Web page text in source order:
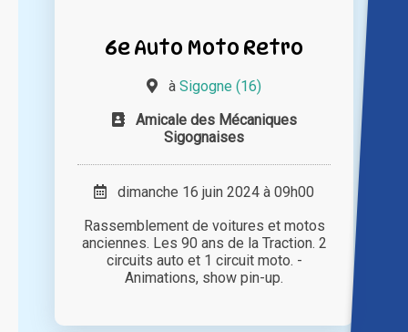
6e Auto Moto Retro
à Sigogne (16)
Amicale des Mécaniques
Sigognaises
dimanche 16 juin 2024 à 09h00
Rassemblement de voitures et motos
anciennes. Les 90 ans de la Traction. 2
circuits auto et 1 circuit moto. -
Animations, show pin-up.